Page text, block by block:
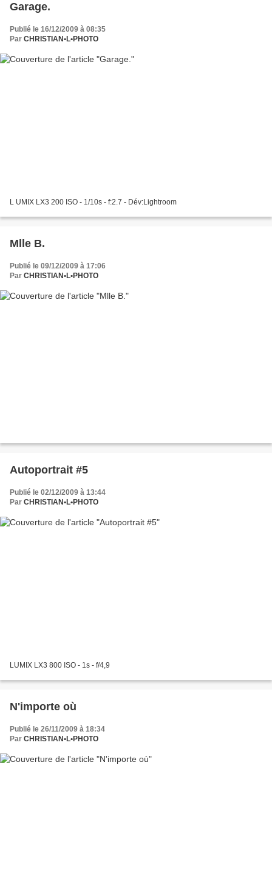
Garage.
Publié le 16/12/2009 à 08:35
Par CHRISTIAN•L•PHOTO
L UMIX LX3 200 ISO - 1/10s - f:2.7 - Dév:Lightroom
Mlle B.
Publié le 09/12/2009 à 17:06
Par CHRISTIAN•L•PHOTO
Autoportrait #5
Publié le 02/12/2009 à 13:44
Par CHRISTIAN•L•PHOTO
LUMIX LX3 800 ISO - 1s - f/4,9
N'importe où
Publié le 26/11/2009 à 18:34
Par CHRISTIAN•L•PHOTO